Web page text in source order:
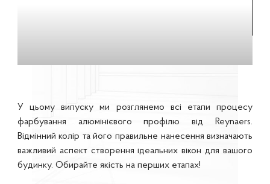
У цьому випуску ми розглянемо всі етапи процесу
фарбування алюмінієвого профілю від Reynaers.
Відмінний колір та його правильне нанесення визначають
важливий аспект створення ідеальних вікон для вашого
будинку. Обирайте якість на перших етапах!